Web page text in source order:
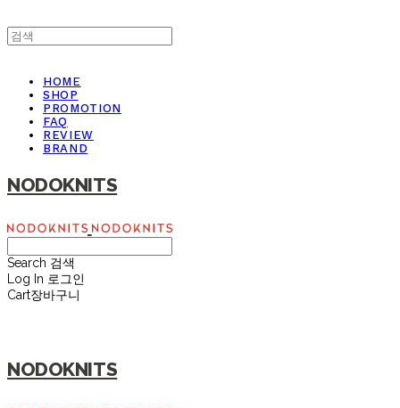
HOME
SHOP
PROMOTION
FAQ
REVIEW
BRAND
NODOKNITS
Search 검색
Log In 로그인
Cart장바구니
NODOKNITS